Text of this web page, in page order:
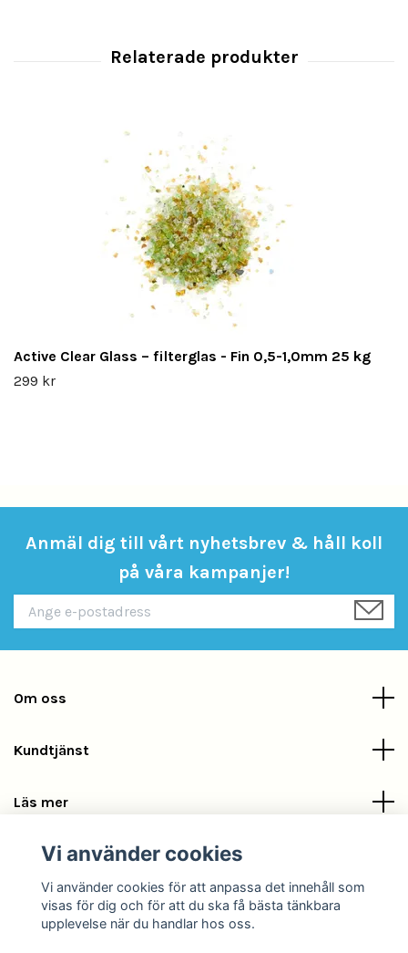
Active Clear Glass – filterglas - Fin 0,5-1,0mm 25 kg
299 kr
Anmäl dig till vårt nyhetsbrev & håll koll
på våra kampanjer!
Om oss
Kundtjänst
Läs mer
Sociala medier
Vi använder cookies
Vi använder cookies för att anpassa det innehåll som
visas för dig och för att du ska få bästa tänkbara
upplevelse när du handlar hos oss.